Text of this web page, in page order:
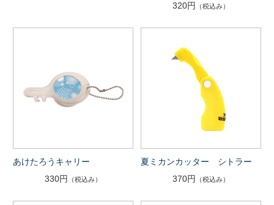
320円
（税込み）
あけたろうキャリー
330円 （税込み）
夏ミカンカッター シトラー
370円
（税込み）